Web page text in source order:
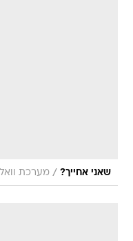
שאני אחייך? / מערכת